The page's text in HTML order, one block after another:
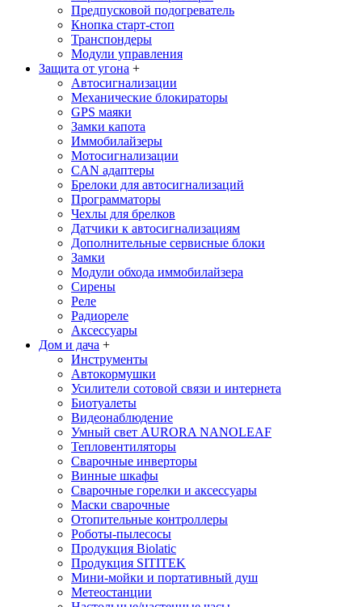
Предпусковой подогреватель
Кнопка старт-стоп
Транспондеры
Модули управления
Защита от угона +
Автосигнализации
Механические блoкираторы
GPS маяки
Замки капота
Иммобилайзеры
Мотосигнализации
CAN адаптеры
Брелоки для автосигнализаций
Программаторы
Чехлы для брелков
Датчики к автосигнализациям
Дополнительные сервисные блоки
Замки
Модули обхода иммобилайзера
Сирены
Реле
Радиореле
Аксессуары
Дом и дача +
Инструменты
Автокормушки
Усилители сотовой связи и интернета
Биотуалеты
Видеонаблюдение
Умный свет AURORA NANOLEAF
Тепловентиляторы
Сварочные инверторы
Винные шкафы
Сварочные горелки и аксессуары
Маски сварочные
Отопительные контроллеры
Роботы-пылесосы
Продукция Biolatic
Продукция SITITEK
Мини-мойки и портативный душ
Метеостанции